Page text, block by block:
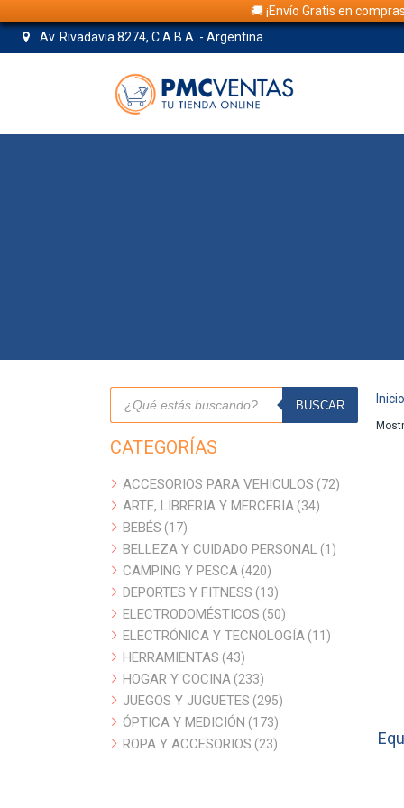
🚚 ¡Envío Gratis en
Av. Rivadavia 8274, C.A.B.A. - Argentina
Búsqueda
productos
BUSCAR
CATEGORÍAS
ACCESORIOS PARA VEHICULOS 7272
ARTE, LIBRERIA Y MERCERIA 3434
BEBÉS 1717
productos
BELLEZA Y CUIDADO PERSONAL 1 1
CAMPING Y PESCA 420420
productos
DEPORTES Y FITNESS 1313
productos
ELECTRODOMÉSTICOS 5050
productos
ELECTRÓNICA Y TECNOLOGÍA 11 11
HERRAMIENTAS 4343
productos
HOGAR Y COCINA 233233
productos
JUEGOS Y JUGUETES 295295
ÓPTICA Y MEDICIÓN 173173
productos
ROPA Y ACCESORIOS 2323
Inicio